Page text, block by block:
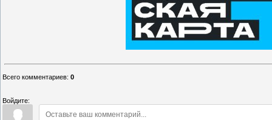
Всего комментариев: 0
Войдите: